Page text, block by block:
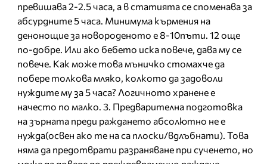
превишава 2-2.5 часа, а в статията се споменава за
абсурдните 5 часа. Минимума кърмения на
денонощие за новороденото е 8-10пъти. 12 още
по-добре. Или ако бебето иска повече, дава му се
повече. Как може това мъничко стомахче да
побере толкова мляко, колкото да задоволи
нуждите му за 5 часа? Логичното хранене е
начесто по малко. 3. Предварителна подготовка
на зърната преди раждането абсолютно не е
нужда(освен ако те на са плоски/вдлъбнати). Това
няма да предотврати разраняване при сученето, но